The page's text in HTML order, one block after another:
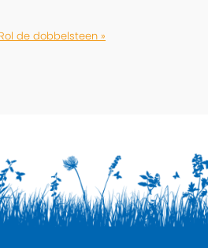
Rol de dobbelsteen »